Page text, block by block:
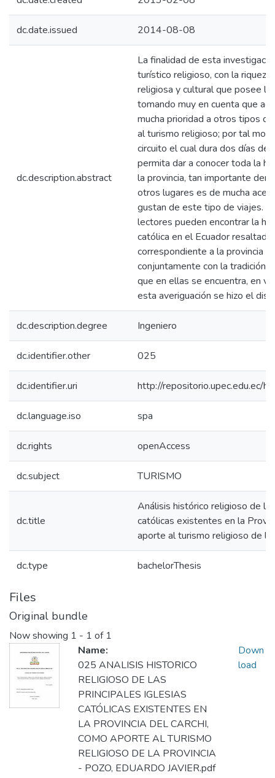
dc.date.issued 2014-08-08
dc.description.abstract
La finalidad de esta
turístico religioso, con la riqueza
religiosa y cultural que posee la
tomando muy en cuenta que
mucha prioridad a otros tipos
al turismo religioso; por tal
circuito el cual dura dos días
permita dar a conocer toda la
la provincia, tan importante
otros lugares es de mucha
gustan de este tipo de viajes.
lectores pueden encontrar la
católica en el Ecuador
correspondiente a la provincia
conjuntamente con la tradición
que en ellas se encuentra, en
esta averiguación se hizo el
dc.description.degree Ingeniero
dc.identifier.other 025
dc.identifier.uri http://repositorio.upec.edu.ec/
dc.language.iso spa
dc.rights openAccess
dc.subject TURISMO
dc.title
Análisis histórico religioso de
católicas existentes en la
aporte al turismo religioso de la
dc.type bachelorThesis
Files
Original bundle
Now showing 1 - 1 of 1
Name:
025 ANALISIS HISTORICO
RELIGIOSO DE LAS
PRINCIPALES IGLESIAS
CATÓLICAS EXISTENTES EN
LA PROVINCIA DEL CARCHI,
COMO APORTE AL TURISMO
RELIGIOSO DE LA PROVINCIA
- POZO, EDUARDO JAVIER.pdf
Down
load